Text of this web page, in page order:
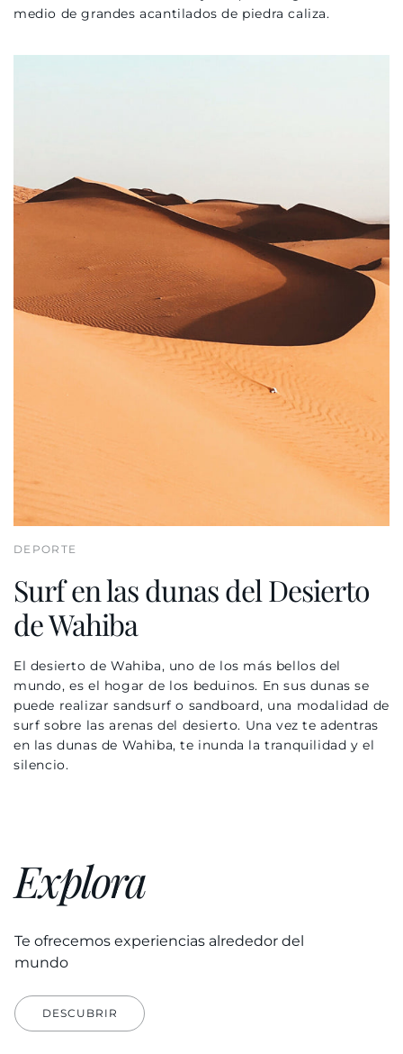
medio de grandes acantilados de piedra caliza.
DEPORTE
Surf en las dunas del Desierto
de Wahiba
El desierto de Wahiba, uno de los más bellos del
mundo, es el hogar de los beduinos. En sus dunas se
puede realizar sandsurf o sandboard, una modalidad de
surf sobre las arenas del desierto. Una vez te adentras
en las dunas de Wahiba, te inunda la tranquilidad y el
silencio.
Explora
Te ofrecemos experiencias alrededor del
mundo
DESCUBRIR